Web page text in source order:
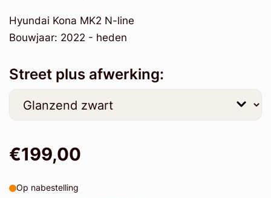
Hyundai Kona MK2 N-line
Bouwjaar: 2022 - heden
Street plus afwerking:
€199,00
Op nabestelling